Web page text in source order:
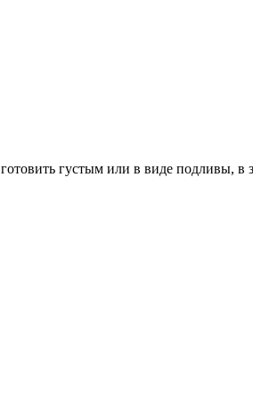
густым или в виде подливы, в